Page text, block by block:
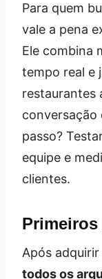
Para quem
vale a pena
Ele combina
tempo real e
restaurantes
conversação
passo?
equipe e
clientes.
Primeiros
Após
todos os